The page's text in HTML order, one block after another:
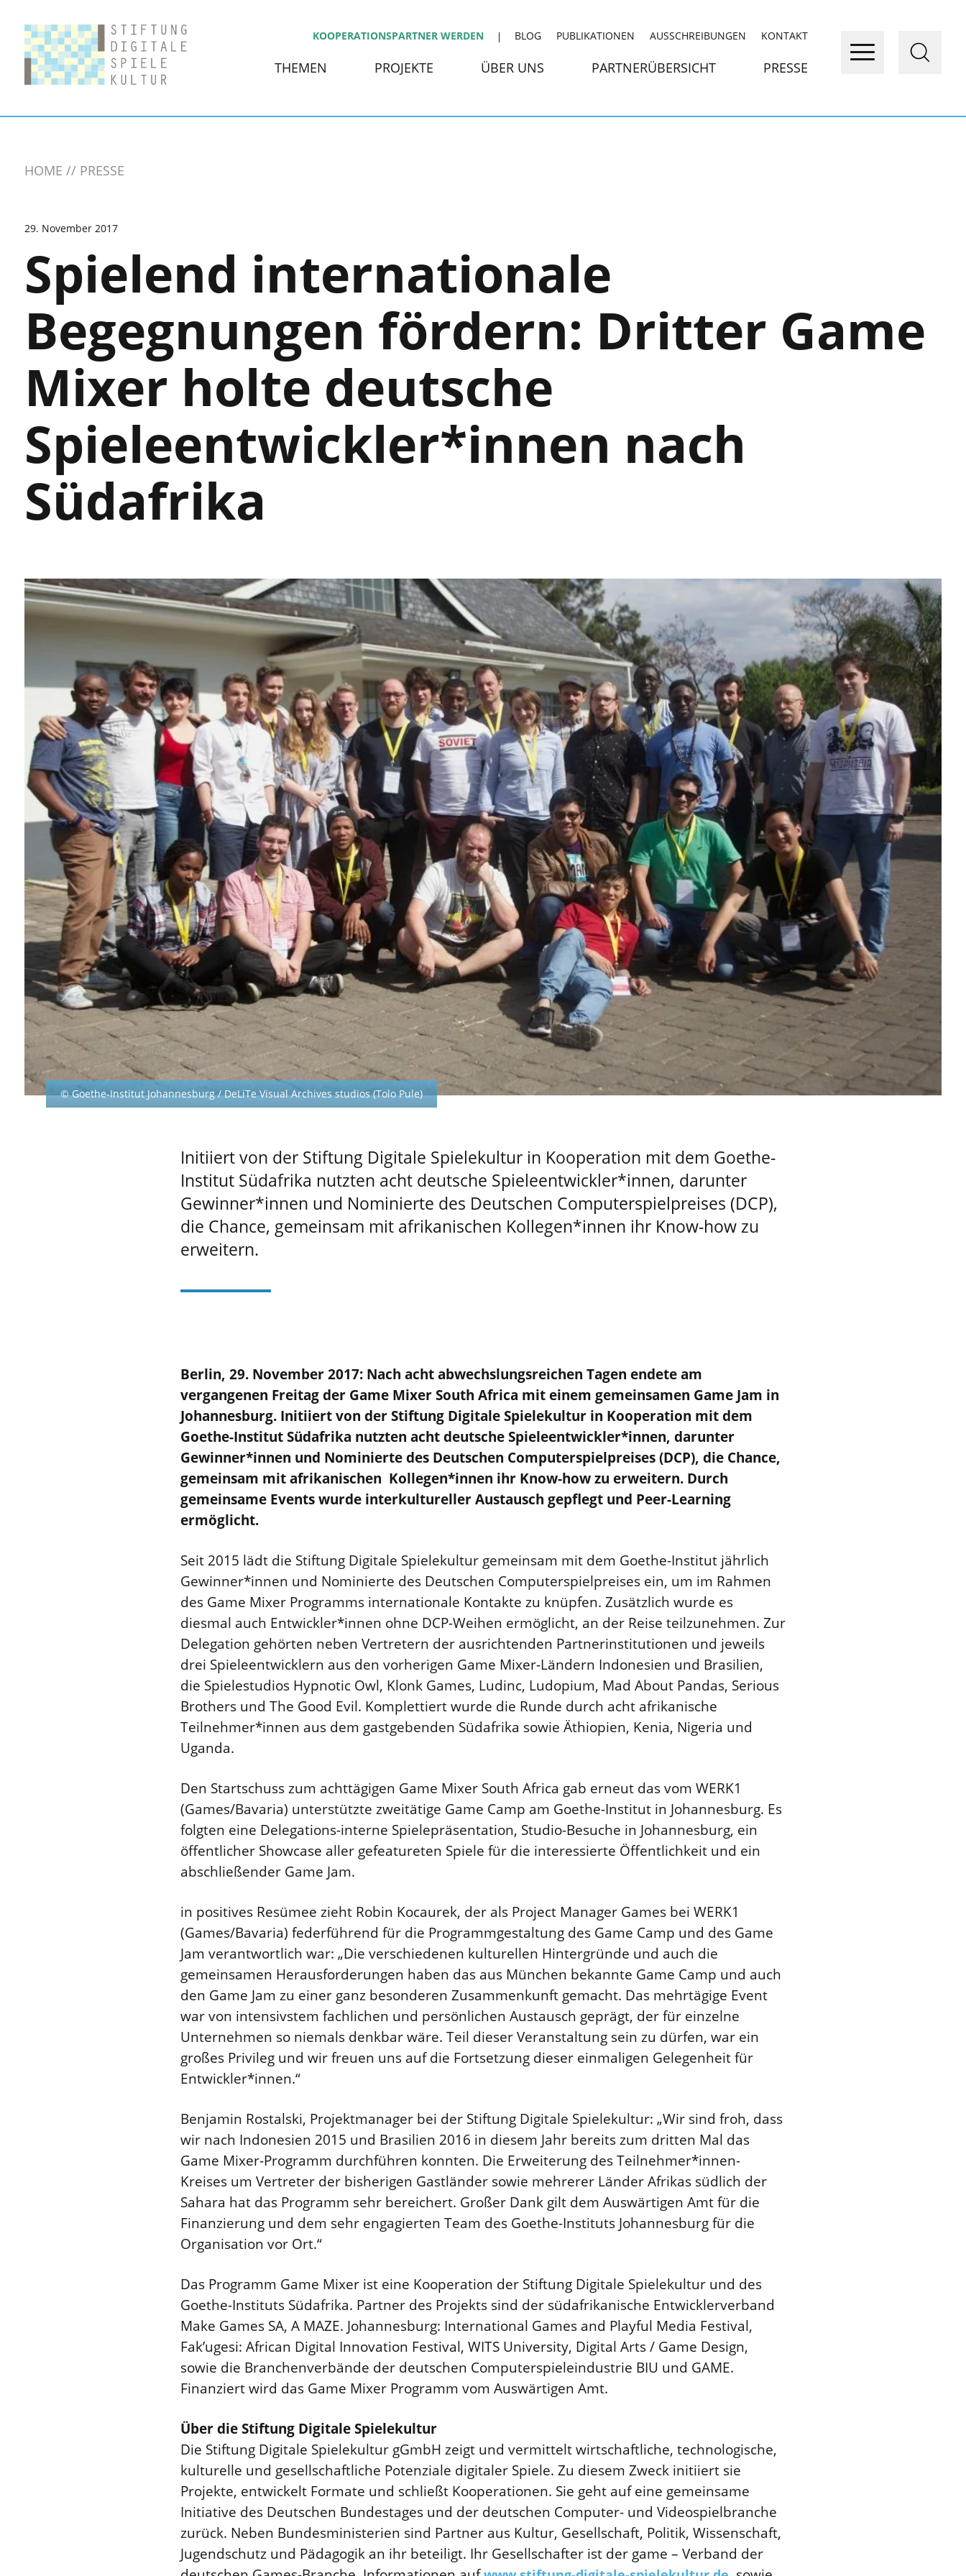
KOOPERATIONSPARTNER WERDEN BLOG PUBLIKATIONEN AUSSCHREIBUNGEN KONTAKT
THEMEN PROJEKTE ÜBER UNS PARTNERÜBERSICHT PRESSE
HOME PRESSE
29. November 2017
Spielend internationale
Begegnungen fördern: Dritter Game
Mixer holte deutsche
Spieleentwickler*innen nach
Südafrika
© Goethe-Institut Johannesburg / DeLiTe Visual Archives studios (Tolo Pule)
Initiiert von der Stiftung Digitale Spielekultur in Kooperation mit dem Goethe-
Institut Südafrika nutzten acht deutsche Spieleentwickler*innen, darunter
Gewinner*innen und Nominierte des Deutschen Computerspielpreises (DCP),
die Chance, gemeinsam mit afrikanischen Kollegen*innen ihr Know-how zu
erweitern.
Berlin, 29. November 2017: Nach acht abwechslungsreichen Tagen endete am
vergangenen Freitag der Game Mixer South Africa mit einem gemeinsamen Game Jam in
Johannesburg. Initiiert von der Stiftung Digitale Spielekultur in Kooperation mit dem
Goethe-Institut Südafrika nutzten acht deutsche Spieleentwickler*innen, darunter
Gewinner*innen und Nominierte des Deutschen Computerspielpreises (DCP), die Chance,
gemeinsam mit afrikanischen Kollegen*innen ihr Know-how zu erweitern. Durch
gemeinsame Events wurde interkultureller Austausch gepflegt und Peer-Learning
ermöglicht.
Seit 2015 lädt die Stiftung Digitale Spielekultur gemeinsam mit dem Goethe-Institut jährlich
Gewinner*innen und Nominierte des Deutschen Computerspielpreises ein, um im Rahmen
des Game Mixer Programms internationale Kontakte zu knüpfen. Zusätzlich wurde es
diesmal auch Entwickler*innen ohne DCP-Weihen ermöglicht, an der Reise teilzunehmen. Zur
Delegation gehörten neben Vertretern der ausrichtenden Partnerinstitutionen und jeweils
drei Spieleentwicklern aus den vorherigen Game Mixer-Ländern Indonesien und Brasilien,
die Spielestudios Hypnotic Owl, Klonk Games, Ludinc, Ludopium, Mad About Pandas, Serious
Brothers und The Good Evil. Komplettiert wurde die Runde durch acht afrikanische
Teilnehmer*innen aus dem gastgebenden Südafrika sowie Äthiopien, Kenia, Nigeria und
Uganda.
Den Startschuss zum achttägigen Game Mixer South Africa gab erneut das vom WERK1
(Games/Bavaria) unterstützte zweitätige Game Camp am Goethe-Institut in Johannesburg. Es
folgten eine Delegations-interne Spielepräsentation, Studio-Besuche in Johannesburg, ein
öffentlicher Showcase aller gefeatureten Spiele für die interessierte Öffentlichkeit und ein
abschließender Game Jam.
in positives Resümee zieht Robin Kocaurek, der als Project Manager Games bei WERK1
(Games/Bavaria) federführend für die Programmgestaltung des Game Camp und des Game
Jam verantwortlich war: „Die verschiedenen kulturellen Hintergründe und auch die
gemeinsamen Herausforderungen haben das aus München bekannte Game Camp und auch
den Game Jam zu einer ganz besonderen Zusammenkunft gemacht. Das mehrtägige Event
war von intensivstem fachlichen und persönlichen Austausch geprägt, der für einzelne
Unternehmen so niemals denkbar wäre. Teil dieser Veranstaltung sein zu dürfen, war ein
großes Privileg und wir freuen uns auf die Fortsetzung dieser einmaligen Gelegenheit für
Entwickler*innen.“
Benjamin Rostalski, Projektmanager bei der Stiftung Digitale Spielekultur: „Wir sind froh, dass
wir nach Indonesien 2015 und Brasilien 2016 in diesem Jahr bereits zum dritten Mal das
Game Mixer-Programm durchführen konnten. Die Erweiterung des Teilnehmer*innen-
Kreises um Vertreter der bisherigen Gastländer sowie mehrerer Länder Afrikas südlich der
Sahara hat das Programm sehr bereichert. Großer Dank gilt dem Auswärtigen Amt für die
Finanzierung und dem sehr engagierten Team des Goethe-Instituts Johannesburg für die
Organisation vor Ort.“
Das Programm Game Mixer ist eine Kooperation der Stiftung Digitale Spielekultur und des
Goethe-Instituts Südafrika. Partner des Projekts sind der südafrikanische Entwicklerverband
Make Games SA, A MAZE. Johannesburg: International Games and Playful Media Festival,
Fak’ugesi: African Digital Innovation Festival, WITS University, Digital Arts / Game Design,
sowie die Branchenverbände der deutschen Computerspieleindustrie BIU und GAME.
Finanziert wird das Game Mixer Programm vom Auswärtigen Amt.
Über die Stiftung Digitale Spielekultur
Die Stiftung Digitale Spielekultur gGmbH zeigt und vermittelt wirtschaftliche, technologische,
kulturelle und gesellschaftliche Potenziale digitaler Spiele. Zu diesem Zweck initiiert sie
Projekte, entwickelt Formate und schließt Kooperationen. Sie geht auf eine gemeinsame
Initiative des Deutschen Bundestages und der deutschen Computer- und Videospielbranche
zurück. Neben Bundesministerien sind Partner aus Kultur, Gesellschaft, Politik, Wissenschaft,
Jugendschutz und Pädagogik an ihr beteiligt. Ihr Gesellschafter ist der game – Verband der